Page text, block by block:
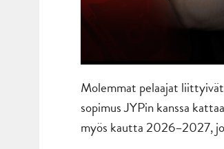
Molemmat pelaajat liittyivät
sopimus JYPin kanssa
myös kautta 2026–2027,